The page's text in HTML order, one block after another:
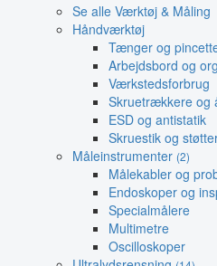
Se alle Værktøj & Måling
Håndværktøj
Tænger og
Arbejdsbord og
Værkstedsforbrug
Skruetrækkere og
ESD og antistatik
Skruestik og
Måleinstrumenter (2)
Målekabler og
Endoskoper og
Specialmålere
Multimetre
Oscilloskoper